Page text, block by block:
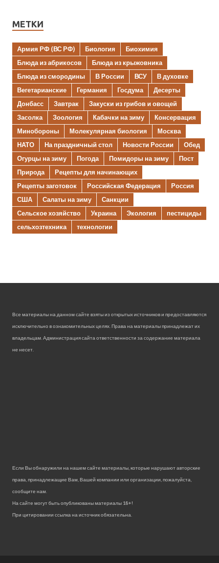
МЕТКИ
Армия РФ (ВС РФ) Биология
Биохимия
Блюда из абрикосов
Блюда из крыжовника
Блюда из смородины
В России ВСУ
В духовке
Вегетарианские
Германия Госдума
Десерты
Донбасс
Завтрак
Закуски из грибов и овощей
Засолка
Зоология Кабачки на зиму
Консервация
Минобороны
Молекулярная биология
Москва
НАТО
На праздничный стол Новости России
Обед
Огурцы на зиму
Погода Помидоры на зиму
Пост
Природа
Рецепты для начинающих
Рецепты заготовок
Российская Федерация
Россия
США
Салаты на зиму
Санкции
Сельское хозяйство
Украина Экология
пестициды
сельхозтехника
технологии
Все материалы на данном сайте взяты из открытых источников и предоставляются
исключительно в ознакомительных целях. Права на материалы принадлежат их
владельцам. Администрация сайта ответственности за содержание материала
не несет.
Если Вы обнаружили на нашем сайте материалы, которые нарушают авторские
права, принадлежащие Вам, Вашей компании или организации, пожалуйста,
сообщите нам.
На сайте могут быть опубликованы материалы 18+!
При цитировании ссылка на источник обязательна.